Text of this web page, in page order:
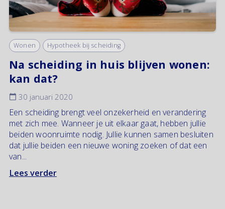
Wonen Hypotheek bij scheiding
Na scheiding in huis blijven wonen:
kan dat?
30 januari 2020
Een scheiding brengt veel onzekerheid en verandering
met zich mee. Wanneer je uit elkaar gaat, hebben jullie
beiden woonruimte nodig. Jullie kunnen samen besluiten
dat jullie beiden een nieuwe woning zoeken of dat een
van...
Lees verder